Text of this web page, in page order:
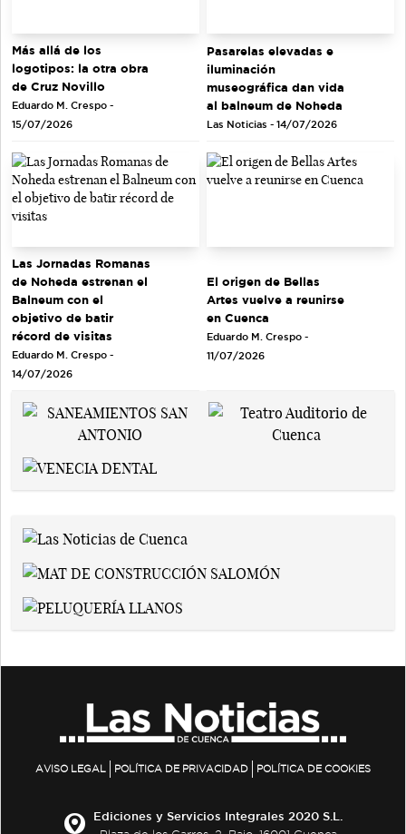
Más allá de los
logotipos: la otra obra
de Cruz Novillo
Eduardo M. Crespo -
15/07/2026
Pasarelas elevadas e
iluminación
museográfica dan vida
al balneum de Noheda
Las Noticias - 14/07/2026
Las Jornadas Romanas
de Noheda estrenan el
Balneum con el
objetivo de batir
récord de visitas
Eduardo M. Crespo -
14/07/2026
El origen de Bellas
Artes vuelve a reunirse
en Cuenca
Eduardo M. Crespo -
11/07/2026
AVISO LEGAL POLÍTICA DE PRIVACIDAD POLÍTICA DE COOKIES
Ediciones y Servicios Integrales 2020 S.L.